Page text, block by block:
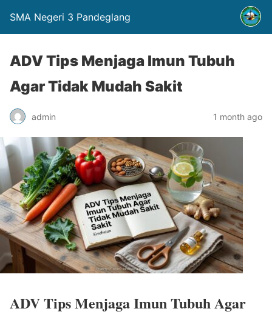
SMA Negeri 3 Pandeglang
ADV Tips Menjaga Imun Tubuh
Agar Tidak Mudah Sakit
admin 1 month ago
ADV Tips Menjaga Imun Tubuh Agar